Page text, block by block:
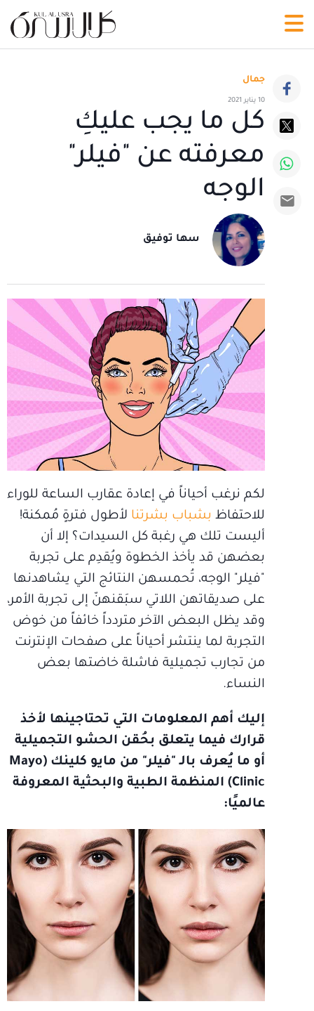
جمال
10 يناير 2021
كل ما يجب عليكِ
معرفته عن "فيلر"
الوجه
سها توفيق
لكم نرغب أحياناً في إعادة عقارب الساعة للوراء
للاحتفاظ بشباب بشرتنا لأطول فترةٍ مُمكنة!
أليست تلك هي رغبة كل السيدات؟ إلا أن
بعضهن قد يأخذ الخطوة ويُقدِم على تجربة
"فيلر" الوجه، تُحمسهن النتائج التي يشاهدنها
على صديقاتهن اللاتي سبَقنهنّ إلى تجربة الأمر،
وقد يظل البعض الآخر متردداً خائفاً من خوض
التجربة لما ينتشر أحياناً على صفحات الإنترنت
من تجارب تجميلية فاشلة خاضتها بعض
النساء.
إليك أهم المعلومات التي تحتاجينها لأخذ
قرارك فيما يتعلق بحُقن الحشو التجميلية
أو ما يُعرف بالـ "فيلر" من مايو كلينك (Mayo
Clinic)‏ المنظمة الطبية والبحثية المعروفة
عالميًا: